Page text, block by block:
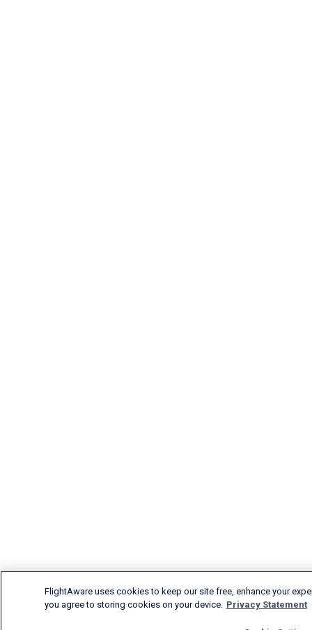
FlightAware uses cookies to keep our site free, enhance your
you agree to storing cookies on your device. Privacy Statement